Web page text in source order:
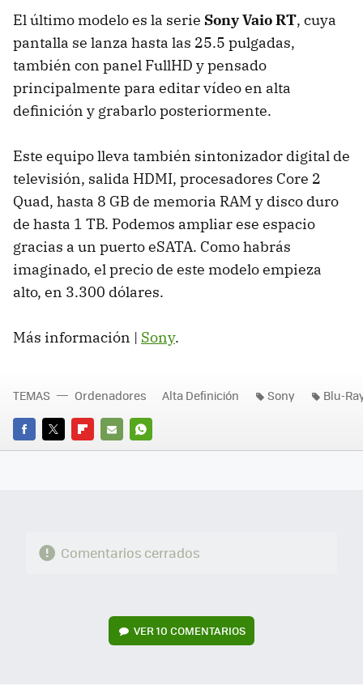
El último modelo es la serie Sony Vaio RT, cuya
pantalla se lanza hasta las 25.5 pulgadas,
también con panel FullHD y pensado
principalmente para editar vídeo en alta
definición y grabarlo posteriormente.
Este equipo lleva también sintonizador digital de
televisión, salida HDMI, procesadores Core 2
Quad, hasta 8 GB de memoria RAM y disco duro
de hasta 1 TB. Podemos ampliar ese espacio
gracias a un puerto eSATA. Como habrás
imaginado, el precio de este modelo empieza
alto, en 3.300 dólares.
Más información | Sony.
FACEBOOK
TWITTERFLIPBOARD
E-
WHATSAPP
TEMAS Ordenadores Alta Definición Sony Blu-
Comentarios cerrados
VER 10 COMENTARIOS